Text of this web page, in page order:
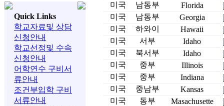
Quick Links
학교자료및 상담
신청안내
학교선정및 수속
신청안내
어학연수 구비서
류안내
조건부입학 구비
서류안내
미국
남동부
Florida
미국
남동부
Georgia
미국
하와이
Hawaii
미국
서부
Idaho
미국
북서부
Idaho
미국
중부
Illinois
미국
중부
Indiana
미국
중남부
Kansas
미국
동부
Masachusette